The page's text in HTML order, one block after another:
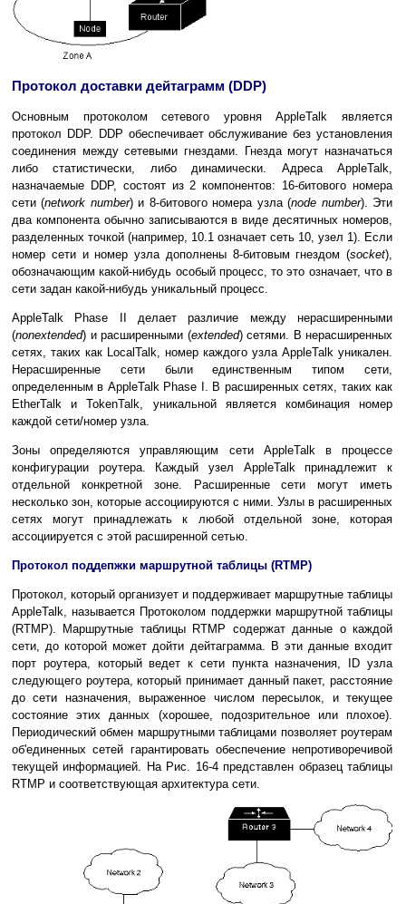
Протокол доставки дейтаграмм (DDP)
Основным протоколом сетевого уровня AppleTalk является
протокол DDP. DDP обеспечивает обслуживание без установления
соединения между сетевыми гнездами. Гнезда могут назначаться
либо статистически, либо динамически. Адреса AppleTalk,
назначаемые DDP, состоят из 2 компонентов: 16-битового номера
сети (network number) и 8-битового номера узла (node number). Эти
два компонента обычно записываются в виде десятичных номеров,
разделенных точкой (например, 10.1 означает сеть 10, узел 1). Если
номер сети и номер узла дополнены 8-битовым гнездом (socket),
обозначающим какой-нибудь особый процесс, то это означает, что в
сети задан какой-нибудь уникальный процесс.
AppleTalk Phase II делает различие между нерасширенными
(nоnextended) и расширенными (extended) сетями. В нерасширенных
сетях, таких как LocalTalk, номер каждого узла AppleTalk уникален.
Нерасширенные сети были единственным типом сети,
определенным в AppleTalk Phase I. В расширенных сетях, таких как
EtherTalk и TokenTalk, уникальной является комбинация номер
каждой сети/номер узла.
Зоны определяются управляющим сети AppleTalk в процессе
конфигурации роутера. Каждый узел AppleTalk принадлежит к
отдельной конкретной зоне. Расширенные сети могут иметь
несколько зон, которые ассоциируются с ними. Узлы в расширенных
сетях могут принадлежать к любой отдельной зоне, которая
ассоциируется с этой расширенной сетью.
Протокол поддепжки маршрутной таблицы (RTMP)
Протокол, который организует и поддерживает маршрутные таблицы
AppleTalk, называется Протоколом поддержки маршрутной таблицы
(RTMP). Маршрутные таблицы RTMP содержат данные о каждой
сети, до которой может дойти дейтаграмма. В эти данные входит
порт роутера, который ведет к сети пункта назначения, ID узла
следующего роутера, который принимает данный пакет, расстояние
до сети назначения, выраженное числом пересылок, и текущее
состояние этих данных (хорошее, подозрительное или плохое).
Периодический обмен маршрутными таблицами позволяет роутерам
об'единенных сетей гарантировать обеспечение непротиворечивой
текущей информацией. На Рис. 16-4 представлен образец таблицы
RTMP и соответствующая архитектура сети.